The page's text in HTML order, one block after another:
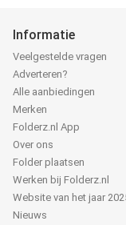
Informatie
Veelgestelde vragen
Adverteren?
Alle aanbiedingen
Merken
Folderz.nl App
Over ons
Folder plaatsen
Werken bij Folderz.nl
Website van het jaar
Nieuws